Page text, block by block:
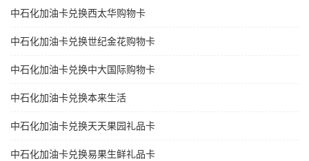
中石化加油卡兑换西太华购物卡
中石化加油卡兑换世纪金花购物卡
中石化加油卡兑换中大国际购物卡
中石化加油卡兑换本来生活
中石化加油卡兑换天天果园礼品卡
中石化加油卡兑换易果生鲜礼品卡